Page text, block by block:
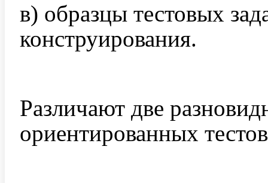
в) образцы тестовых
конструирования.
Различают две
ориентированных